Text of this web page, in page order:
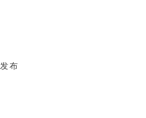
布